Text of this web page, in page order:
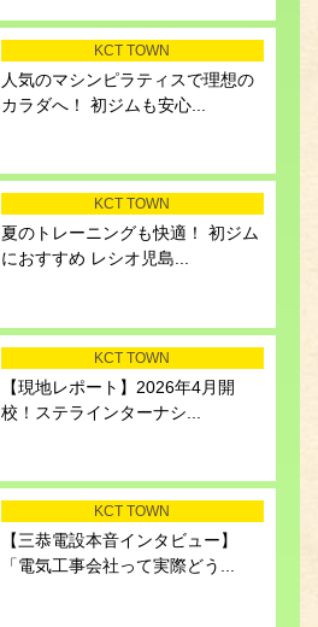
KCT TOWN
人気のマシンピラティスで理想の
カラダへ！ 初ジムも安心...
KCT TOWN
夏のトレーニングも快適！ 初ジム
におすすめ レシオ児島...
KCT TOWN
【現地レポート】2026年4月開
校！ステラインターナシ...
KCT TOWN
【三恭電設本音インタビュー】
「電気工事会社って実際どう...